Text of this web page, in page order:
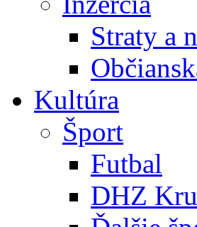
Straty a
Kultúra
Šport
Futbal
DHZ